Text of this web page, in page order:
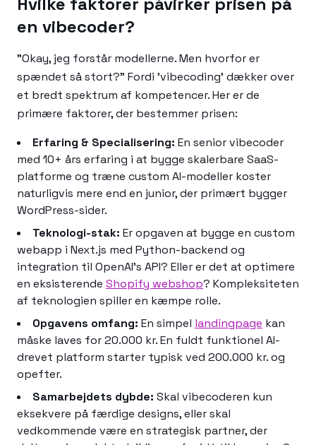
en vibecoder?
"Okay, jeg forstår modellerne. Men hvorfor er
spændet så stort?" Fordi 'vibecoding' dækker over
et bredt spektrum af kompetencer. Her er de
primære faktorer, der bestemmer prisen:
Erfaring & Specialisering: En senior vibecoder
med 10+ års erfaring i at bygge skalerbare SaaS-
platforme og træne custom AI-modeller koster
naturligvis mere end en junior, der primært bygger
WordPress-sider.
Teknologi-stak: Er opgaven at bygge en custom
webapp i Next.js med Python-backend og
integration til OpenAI's API? Eller er det at optimere
en eksisterende Shopify webshop? Kompleksiteten
af teknologien spiller en kæmpe rolle.
Opgavens omfang: En simpel landingpage kan
måske laves for 20.000 kr. En fuldt funktionel AI-
drevet platform starter typisk ved 200.000 kr. og
opefter.
Samarbejdets dybde: Skal vibecoderen kun
eksekvere på færdige designs, eller skal
vedkommende være en strategisk partner, der